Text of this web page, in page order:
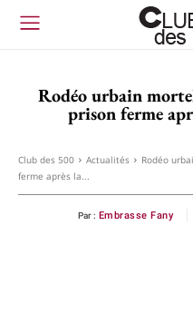
Rodéo urbain
prison ferme
Club des 500 Actualités
Rodéo
ferme après la...
Par : Embrasse Fany